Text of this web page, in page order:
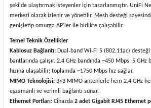
şekilde ulaştırmak isteyenler için tasarlanmıştır. UniFi
merkezi olarak izlenir ve yönetilir. Mesh desteği
genişletip omurga AP’ler ile birlikte çalışabilir.
Temel Teknik Özellikler
Kablosuz Bağlantı: Dual‑band Wi‑Fi 5 (802.11ac)
bantlarında çalışır. 2.4 GHz bandında ~450 Mbps, 5 GHz
hızına ulaşabilir; toplamda ~1750 Mbps hız sağlar.
MIMO Teknolojisi: 3×3 MIMO antenlerle hem 2.4 GHz
eşzamanlı ve verimli bağlantı sunar.
Ethernet Portları: Cihazda 2 adet Gigabit RJ45 Ethernet